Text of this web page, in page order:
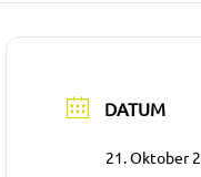
DATUM
21. Oktober